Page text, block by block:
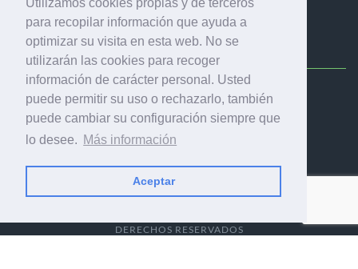
Utilizamos cookies propias y de terceros
para recopilar información que ayuda a
optimizar su visita en esta web. No se
utilizarán las cookies para recoger
información de carácter personal. Usted
puede permitir su uso o rechazarlo, también
puede cambiar su configuración siempre que
lo desee. Más información
Aceptar
comunicación visual y el envasado.
Ediciones Industria Gráfica, S.C.P.
Calle Fluvià 257, bajos, 08020 Barcelona (España)
DERECHOS RESERVADOS